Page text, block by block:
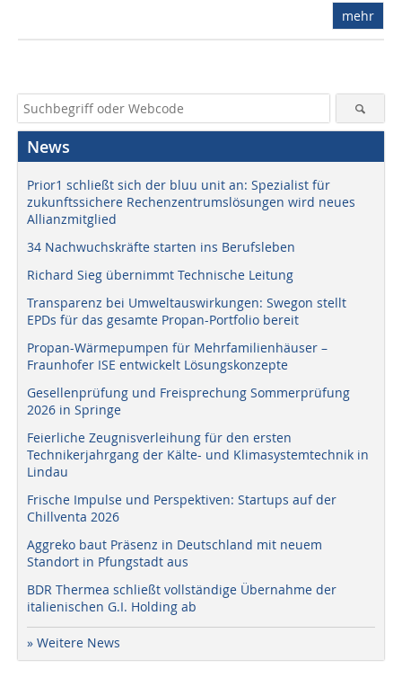
mehr
News
Prior1 schließt sich der bluu unit an: Spezialist für
zukunftssichere Rechenzentrumslösungen wird neues
Allianzmitglied
34 Nachwuchskräfte starten ins Berufsleben
Richard Sieg übernimmt Technische Leitung
Transparenz bei Umweltauswirkungen: Swegon stellt
EPDs für das gesamte Propan-Portfolio bereit
Propan-Wärmepumpen für Mehrfamilienhäuser –
Fraunhofer ISE entwickelt Lösungskonzepte
Gesellenprüfung und Freisprechung Sommerprüfung
2026 in Springe
Feierliche Zeugnisverleihung für den ersten
Technikerjahrgang der Kälte- und Klimasystemtechnik in
Lindau
Frische Impulse und Perspektiven: Startups auf der
Chillventa 2026
Aggreko baut Präsenz in Deutschland mit neuem
Standort in Pfungstadt aus
BDR Thermea schließt vollständige Übernahme der
italienischen G.I. Holding ab
» Weitere News